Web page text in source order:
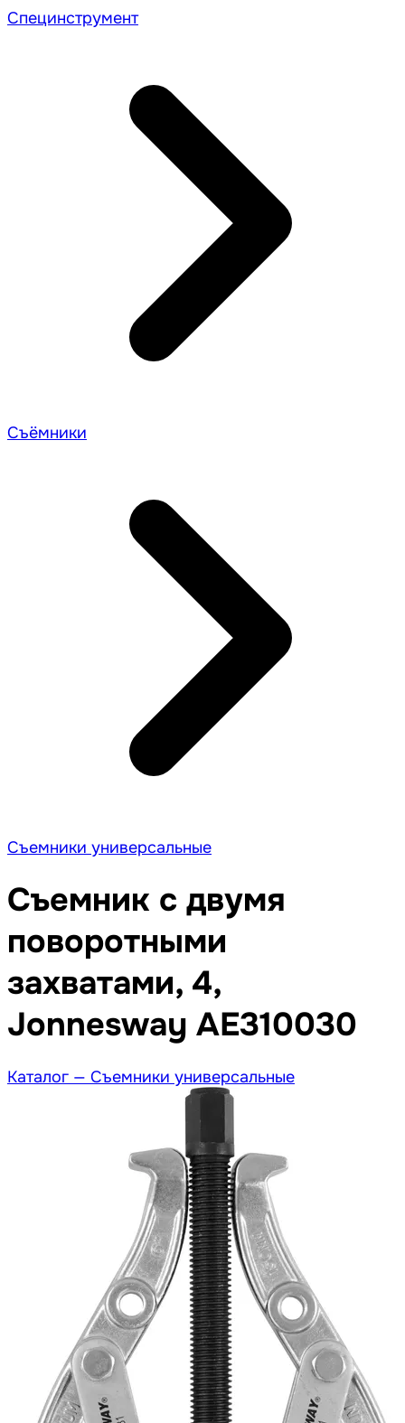
Специнструмент
Съёмники
Съемники универсальные
Съемник с двумя
поворотными
захватами, 4,
Jonnesway AE310030
Каталог — Съемники универсальные